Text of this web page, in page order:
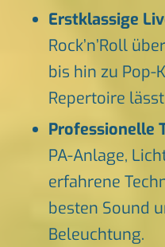
Erstklassige
Rock’n’Roll
bis hin zu Pop-
Repertoire
Professionelle
PA-Anlage,
erfahrene
besten Sound
Beleuchtung.